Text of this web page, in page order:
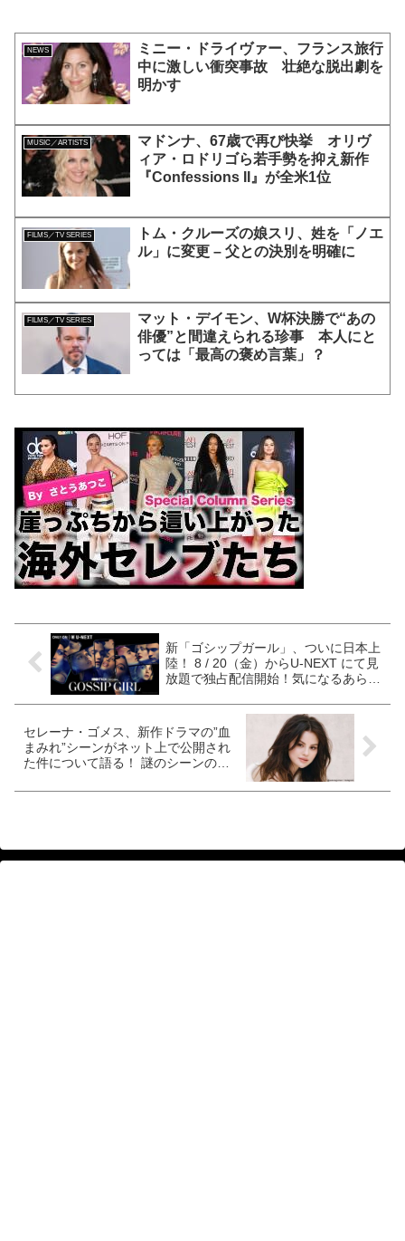
NEWS
ミニー・ドライヴァー、フランス旅行
中に激しい衝突事故 壮絶な脱出劇を
明かす
MUSIC／ARTISTS
マドンナ、67歳で再び快挙 オリヴ
ィア・ロドリゴら若手勢を抑え新作
『Confessions II』が全米1位
FILMS／TV SERIES
トム・クルーズの娘スリ、姓を「ノエ
ル」に変更 – 父との決別を明確に
FILMS／TV SERIES
マット・デイモン、W杯決勝で“あの
俳優”と間違えられる珍事 本人にと
っては「最高の褒め言葉」？
新「ゴシップガール」、ついに日本上
陸！ 8 / 20（金）からU-NEXT にて見
放題で独占配信開始！気になるあらす
セレーナ・ゴメス、新作ドラマの”血
まみれ”シーンがネット上で公開され
た件について語る！ 謎のシーンの真
意]